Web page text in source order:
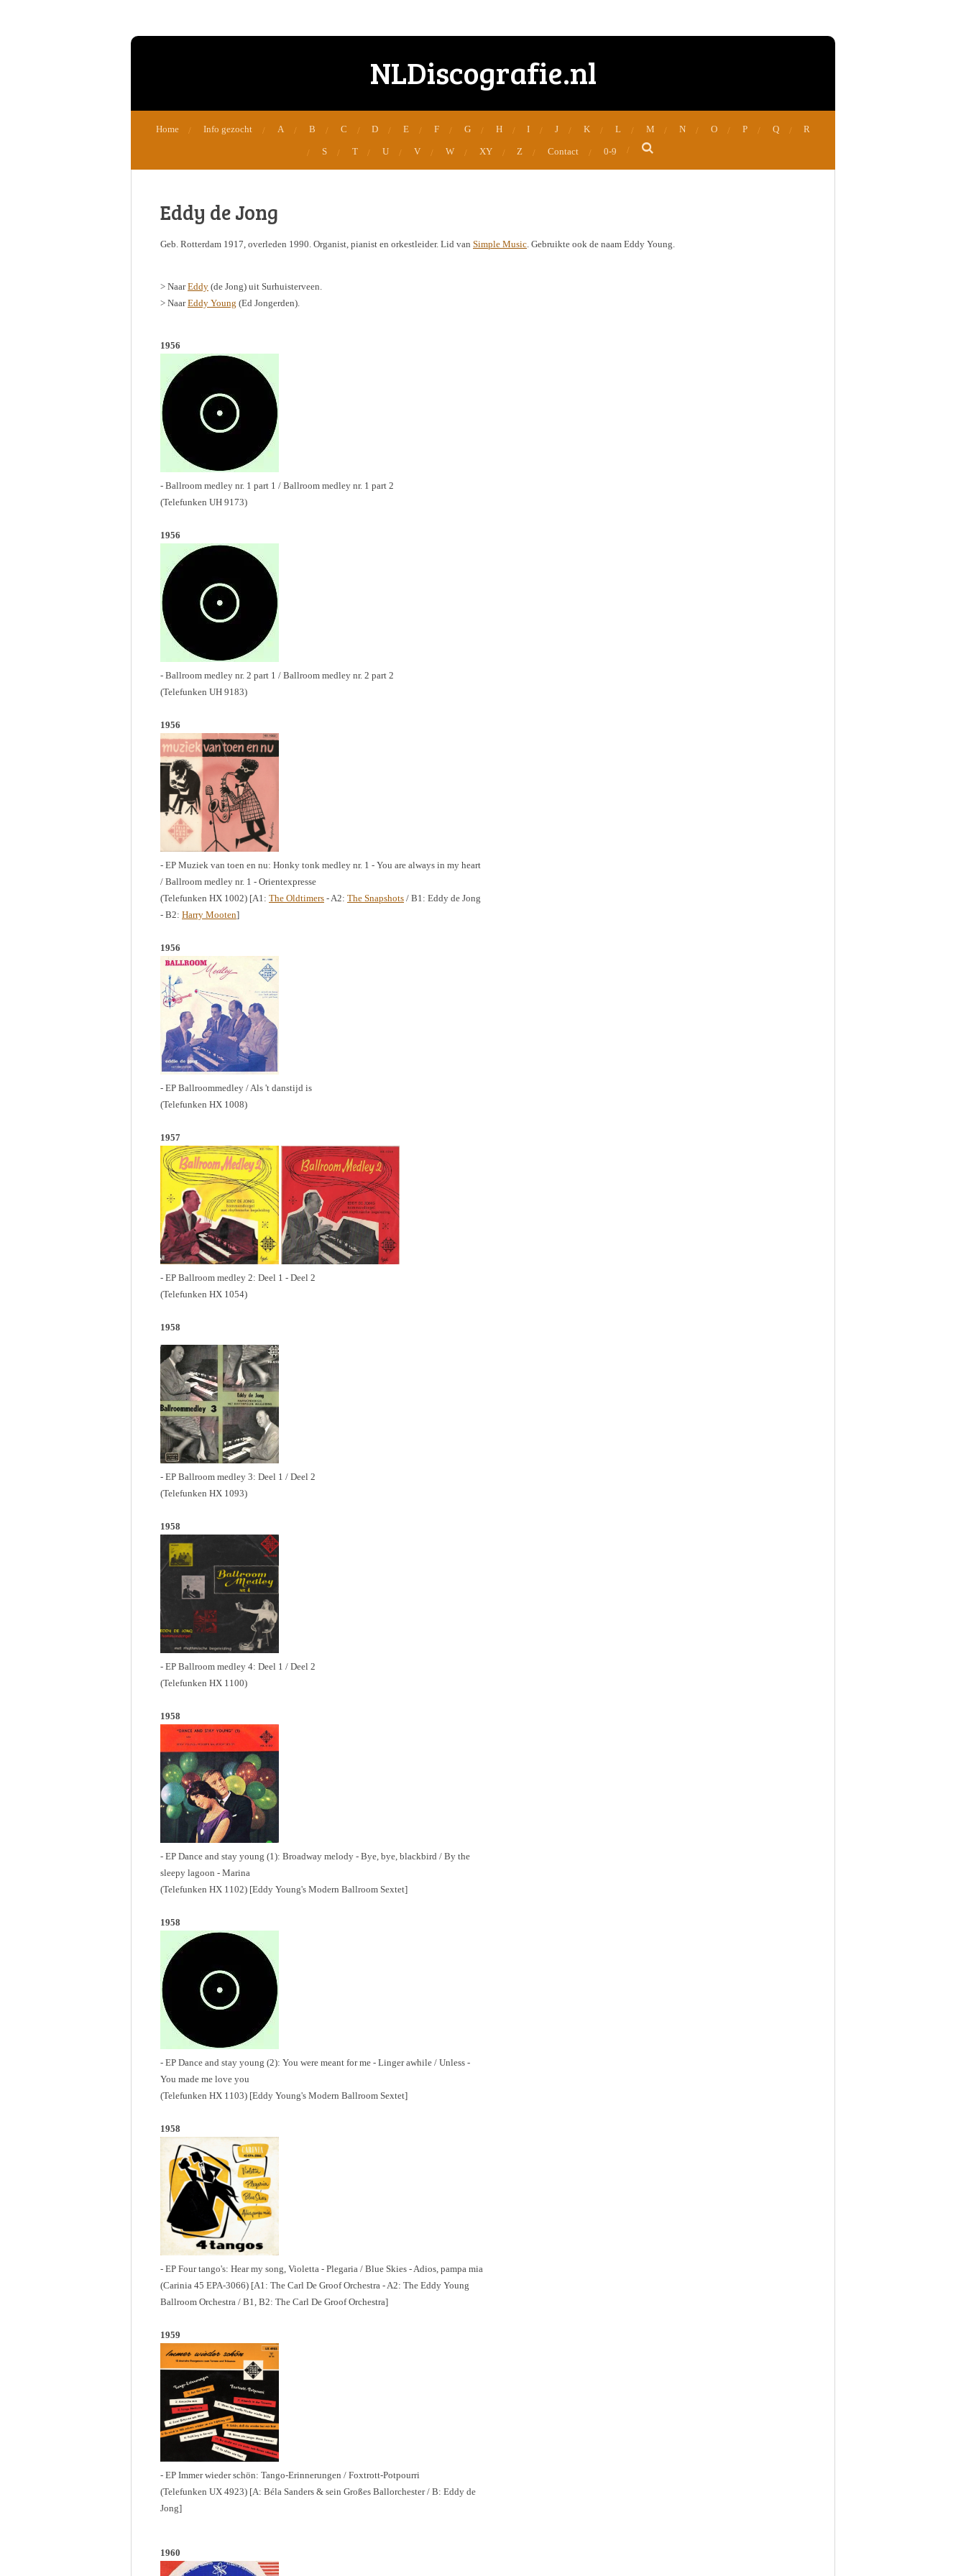
NLDiscografie.nl
Home Info gezocht A B C D E F G H I J K L M N O P Q R
S T U V W XY Z Contact 0-9
Eddy de Jong
Geb. Rotterdam 1917, overleden 1990. Organist, pianist en orkestleider. Lid van Simple Music. Gebruikte ook de naam Eddy Young.
> NaarEddy (de Jong) uit Surhuisterveen.
> NaarEddy Young (Ed Jongerden).
1956
- Ballroom medley nr. 1 part 1 / Ballroom medley nr. 1 part 2
(Telefunken UH 9173)
1956
- Ballroom medley nr. 2 part 1 / Ballroom medley nr. 2 part 2
(Telefunken UH 9183)
1956
- EP Muziek van toen en nu: Honky tonk medley nr. 1 - You are always in my heart
/ Ballroom medley nr. 1 - Orientexpresse
(Telefunken HX 1002) [A1: The Oldtimers - A2: The Snapshots / B1: Eddy de Jong
- B2: Harry Mooten]
1956
- EP Ballroommedley / Als 't danstijd is
(Telefunken HX 1008)
1957
- EP Ballroom medley 2: Deel 1 - Deel 2
(Telefunken HX 1054)
1958
- EP Ballroom medley 3: Deel 1 / Deel 2
(Telefunken HX 1093)
1958
- EP Ballroom medley 4: Deel 1 / Deel 2
(Telefunken HX 1100)
1958
- EP Dance and stay young (1): Broadway melody - Bye, bye, blackbird / By the
sleepy lagoon - Marina
(Telefunken HX 1102) [Eddy Young's Modern Ballroom Sextet]
1958
- EP Dance and stay young (2): You were meant for me - Linger awhile / Unless -
You made me love you
(Telefunken HX 1103) [Eddy Young's Modern Ballroom Sextet]
1958
- EP Four tango's: Hear my song, Violetta - Plegaria / Blue Skies - Adios, pampa mia
(Carinia 45 EPA-3066) [A1: The Carl De Groof Orchestra - A2: The Eddy Young
Ballroom Orchestra / B1, B2: The Carl De Groof Orchestra]
1959
- EP Immer wieder schön: Tango-Erinnerungen / Foxtrott-Potpourri
(Telefunken UX 4923) [A: Béla Sanders & sein Großes Ballorchester / B: Eddy de
Jong]
1960